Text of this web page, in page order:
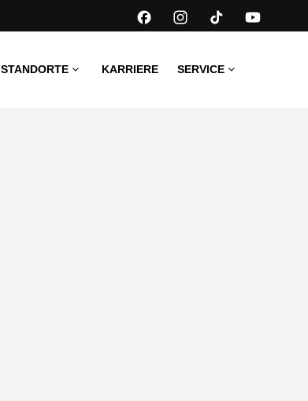
STANDORTE KARRIERE SERVICE